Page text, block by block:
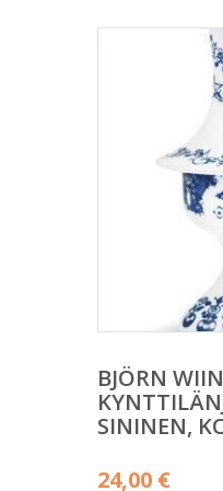
BJÖRN
SININEN,
24,00 €